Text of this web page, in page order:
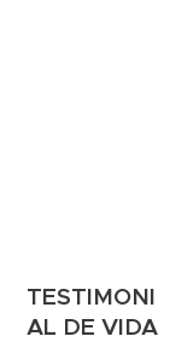
TESTIMONI
AL DE VIDA